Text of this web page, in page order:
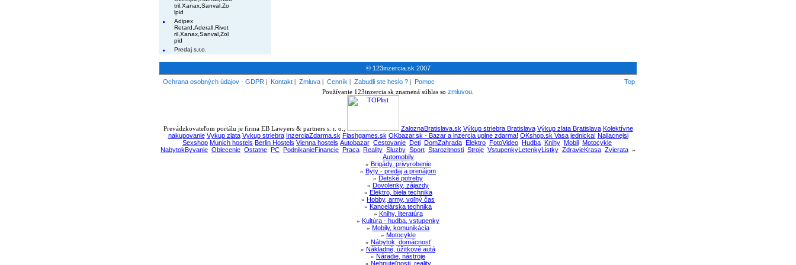
tril,Xanax,Sanval,Zo
lpid
Adipex
Retard,Aderall,Rivot
ril,Xanax,Sanval,Zol
pid
Predaj s.r.o.
© 123inzercia.sk 2007
Ochrana osobných údajov - GDPR | Kontakt | Zmluva | Cenník | Zabudli ste heslo ? | Pomoc
Top
Používanie 123inzercia.sk znamená súhlas so zmluvou
Prevádzkovateľom portálu je firma EB Lawyers & partners s. r. o., ZaloznaBratislava.sk Výkup striebra Bratislava Výkup zlata Bratislava Kolektívne
nakupovanie Vykup zlata Vykup striebra InzerciaZdarma.sk Flashgames.sk OKbazar.sk - Bazar a inzercia uplne zdarma! OKshop.sk Vasa jednicka! Najlacnejsi
Sexshop Munich hostels Berlin Hostels Vienna hostels Autobazar Cestovanie Deti DomZahrada Elektro FotoVideo Hudba Knihy Mobil Motocykle
NabytokByvanie Oblecenie Ostatne PC PodnikanieFinancie Praca Reality Sluzby Sport Starozitnosti Stroje VstupenkyLetenkyListky ZdravieKrasa Zvierata »
Automobily
» Brigády, privyrobenie
» Byty - predaj a prenájom
» Detské potreby
» Dovolenky, zájazdy
» Elektro, biela technika
» Hobby, army, voľný čas
» Kancelárska technika
» Knihy, literatúra
» Kultúra - hudba, vstupenky
» Mobily, komunikácia
» Motocykle
» Nábytok, domácnosť
» Nákladné, úžitkové autá
» Náradie, nástroje
» Nehnuteľnosti, reality